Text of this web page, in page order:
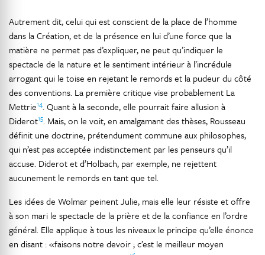
Autrement dit, celui qui est conscient de la place de l’homme
dans la Création, et de la présence en lui d’une force que la
matière ne permet pas d’expliquer, ne peut qu’indiquer le
spectacle de la nature et le sentiment intérieur à l’incrédule
arrogant qui le toise en rejetant le remords et la pudeur du côté
des conventions. La première critique vise probablement La
Mettrie14. Quant à la seconde, elle pourrait faire allusion à
Diderot15. Mais, on le voit, en amalgamant des thèses, Rousseau
définit une doctrine, prétendument commune aux philosophes,
qui n’est pas acceptée indistinctement par les penseurs qu’il
accuse. Diderot et d’Holbach, par exemple, ne rejettent
aucunement le remords en tant que tel.
Les idées de Wolmar peinent Julie, mais elle leur résiste et offre
à son mari le spectacle de la prière et de la confiance en l’ordre
général. Elle applique à tous les niveaux le principe qu’elle énonce
en disant : «faisons notre devoir ; c’est le meilleur moyen